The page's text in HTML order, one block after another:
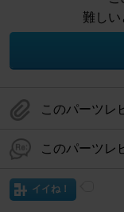
難しい
このパーツレ
このパーツレ
イイね！